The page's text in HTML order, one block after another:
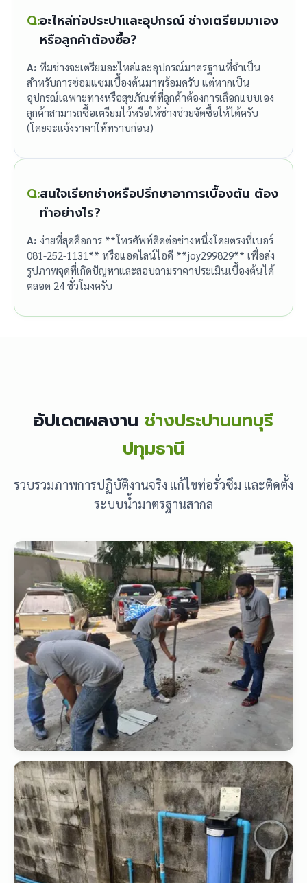
Q:อะไหล่ท่อประปาและอุปกรณ์ ช่างเตรียมมาเอง
หรือลูกค้าต้องซื้อ?
A: ทีมช่างจะเตรียมอะไหล่และอุปกรณ์มาตรฐานที่จำเป็น
สำหรับการซ่อมแซมเบื้องต้นมาพร้อมครับ แต่หากเป็น
อุปกรณ์เฉพาะทางหรือสุขภัณฑ์ที่ลูกค้าต้องการเลือกแบบเอง
ลูกค้าสามารถซื้อเตรียมไว้หรือให้ช่างช่วยจัดซื้อให้ได้ครับ
(โดยจะแจ้งราคาให้ทราบก่อน)
Q:สนใจเรียกช่างหรือปรึกษาอาการเบื้องต้น ต้อง
ทำอย่างไร?
A: ง่ายที่สุดคือการ **โทรศัพท์ติดต่อช่างหนึ่งโดยตรงที่เบอร์
081-252-1131** หรือแอดไลน์ไอดี **joy299829** เพื่อส่ง
รูปภาพจุดที่เกิดปัญหาและสอบถามราคาประเมินเบื้องต้นได้
ตลอด 24 ชั่วโมงครับ
อัปเดตผลงาน ช่างประปานนทบุรี
ปทุมธานี
รวบรวมภาพการปฏิบัติงานจริง แก้ไขท่อรั่วซึม และติดตั้ง
ระบบน้ำมาตรฐานสากล